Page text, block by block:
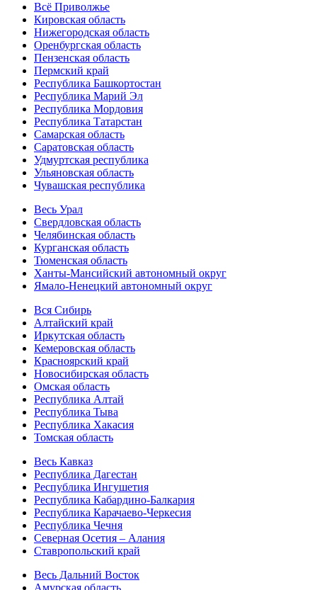
Всё Приволжье
Кировская область
Нижегородская область
Оренбургская область
Пензенская область
Пермский край
Республика Башкортостан
Республика Марий Эл
Республика Мордовия
Республика Татарстан
Самарская область
Саратовская область
Удмуртская республика
Ульяновская область
Чувашская республика
Весь Урал
Свердловская область
Челябинская область
Курганская область
Тюменская область
Ханты-Мансийский автономный округ
Ямало-Ненецкий автономный округ
Вся Сибирь
Алтайский край
Иркутская область
Кемеровская область
Красноярский край
Новосибирская область
Омская область
Республика Алтай
Республика Тыва
Республика Хакасия
Томская область
Весь Кавказ
Республика Дагестан
Республика Ингушетия
Республика Кабардино-Балкария
Республика Карачаево-Черкесия
Республика Чечня
Северная Осетия – Алания
Ставропольский край
Весь Дальний Восток
Амурская область